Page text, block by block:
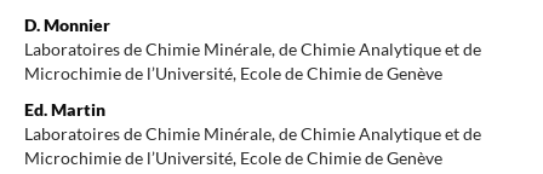
D. Monnier
Laboratoires de Chimie Minérale, de Chimie Analytique et de
Microchimie de l’Université, Ecole de Chimie de Genève
Ed. Martin
Laboratoires de Chimie Minérale, de Chimie Analytique et de
Microchimie de l’Université, Ecole de Chimie de Genève